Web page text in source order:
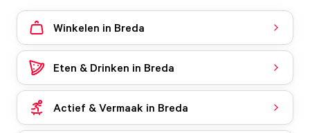
Winkelen in Breda
Eten & Drinken in Breda
Actief & Vermaak in Breda